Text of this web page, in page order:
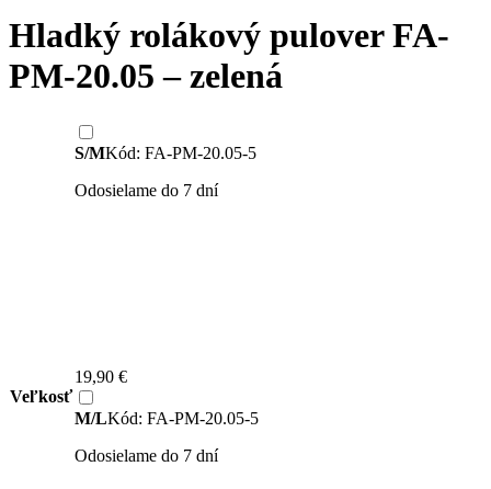
Hladký rolákový pulover FA-
PM-20.05 – zelená
Veľkosť
S/MKód: FA-PM-20.05-5
Odosielame do 7 dní
19,90 €
M/LKód: FA-PM-20.05-5
Odosielame do 7 dní